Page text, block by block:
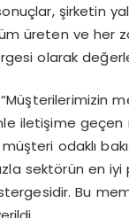
şirketin
üreten ve her
olarak
iletişime
odaklı
sektörün en
Bu